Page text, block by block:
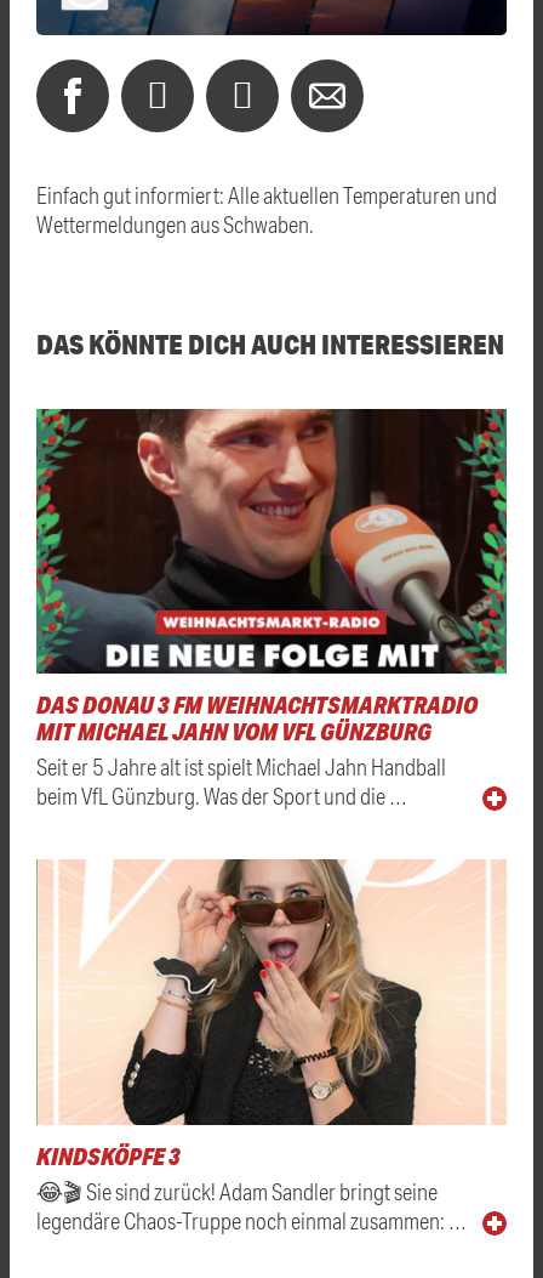
Einfach gut informiert: Alle aktuellen Temperaturen und
Wettermeldungen aus Schwaben.
DAS KÖNNTE DICH AUCH INTERESSIEREN
DAS DONAU 3 FM WEIHNACHTSMARKTRADIO
MIT MICHAEL JAHN VOM VFL GÜNZBURG
Seit er 5 Jahre alt ist spielt Michael Jahn Handball
beim VfL Günzburg. Was der Sport und die …
KINDSKÖPFE 3
😂🎬 Sie sind zurück! Adam Sandler bringt seine
legendäre Chaos-Truppe noch einmal zusammen: …